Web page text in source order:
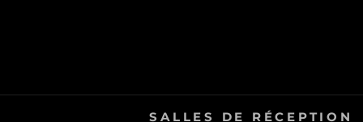
SALLES DE RÉCEPTION